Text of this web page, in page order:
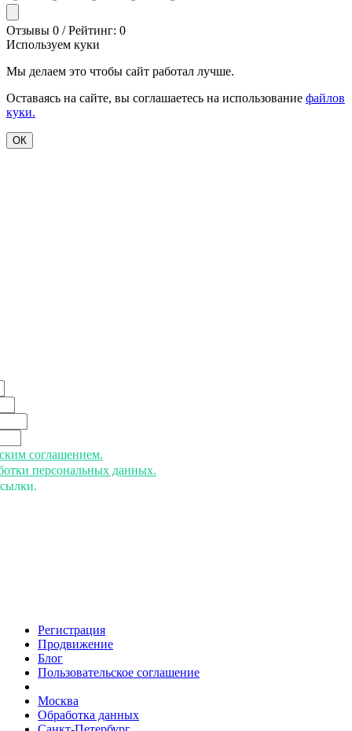
Отзывы 0 / Рейтинг: 0
Используем куки
Мы делаем это чтобы сайт работал лучше.
Оставаясь на сайте, вы соглашаетесь на использование файлов
куки.
ОК
соглашением.
персональных данных.
Регистрация
Продвижение
Блог
Пользовательское соглашение
Москва
Обработка данных